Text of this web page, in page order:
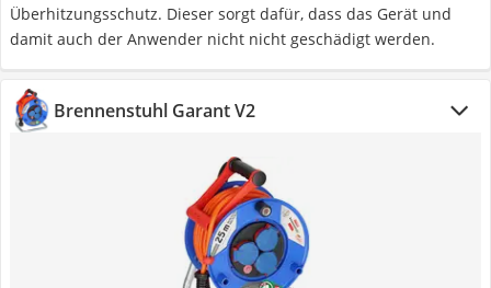
Überhitzungsschutz. Dieser sorgt dafür, dass das Gerät und
damit auch der Anwender nicht nicht geschädigt werden.
Brennenstuhl Garant V2